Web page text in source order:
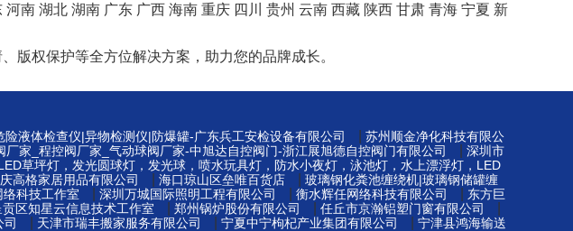
河南 湖北 湖南 广东 广西 海南 重庆 四川 贵州 云南 西藏 陕西 甘肃 青海 宁夏 新
版权保护等全方位解决方案，助力您的品牌成长。
液体检查仪|异物检测仪|防爆罐-广东兵工安检设备有限公司
苏州顺金净化科技有限公
家_程控阀厂家_气动球阀厂家-中旭达自控阀门-浙江展旭德自控阀门有限公司
深圳市
草坪灯，发光圆球灯，发光球，喷水玩具灯，防水小夜灯，泳池灯，水上漂浮灯，LED
高格家居用品有限公司 海口琼山区垒唯百货店
玻璃钢化粪池缠绕机|玻璃钢储罐缠
科技工作室 深圳万城国际照明工程有限公司 衡水辉任网络科技有限公司
东方巨
贡区知星云信息技术工作室 郑州锅炉股份有限公司 任丘市京瀚铝塑门窗有限公司
天津市瑞丰搬家服务有限公司 宁夏中宁枸杞产业集团有限公司
宁津县鸿海输送